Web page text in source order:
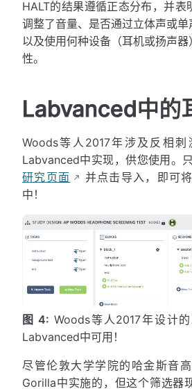
HALT的结果遵循正态分布，并表
调整了音量、是否通过立体声或单
以及使用何种设备（耳机或扬声
性。
Labvanced中的
Woods等人2017年涉及反相
Labvanced中实现，供您使用。
研究页面
并点击导入，即可
中！
图 4: Woods等人2017年设计
Labvanced中可用！
尽管伦敦大学学院的哈金斯音
Gorilla中实施的，但这个筛选器